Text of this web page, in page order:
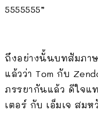
5555555”
ถึงอย่างนั้นบทสัมภา
แล้วว่า Tom กับ
ภรรยากันแล้ว ดีใจแ
เตอร์ กับ เอ็มเจ สมห